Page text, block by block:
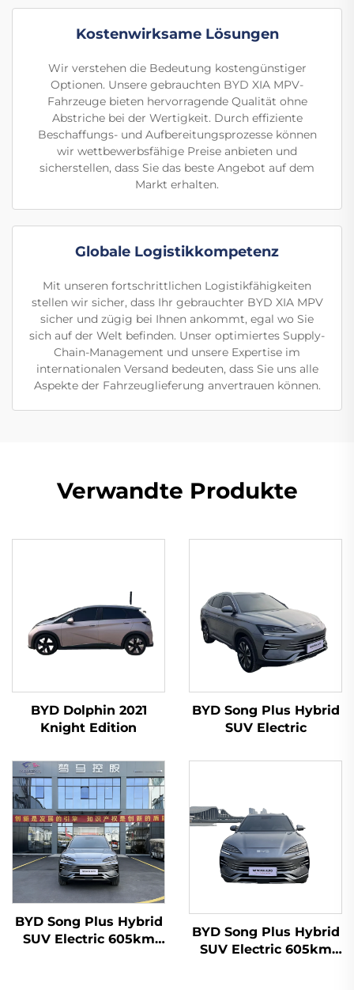
Kostenwirksame Lösungen
Wir verstehen die Bedeutung kostengünstiger
Optionen. Unsere gebrauchten BYD XIA MPV-
Fahrzeuge bieten hervorragende Qualität ohne
Abstriche bei der Wertigkeit. Durch effiziente
Beschaffungs- und Aufbereitungsprozesse können
wir wettbewerbsfähige Preise anbieten und
sicherstellen, dass Sie das beste Angebot auf dem
Markt erhalten.
Globale Logistikkompetenz
Mit unseren fortschrittlichen Logistikfähigkeiten
stellen wir sicher, dass Ihr gebrauchter BYD XIA MPV
sicher und zügig bei Ihnen ankommt, egal wo Sie
sich auf der Welt befinden. Unser optimiertes Supply-
Chain-Management und unsere Expertise im
internationalen Versand bedeuten, dass Sie uns alle
Aspekte der Fahrzeuglieferung anvertrauen können.
Verwandte Produkte
BYD Dolphin 2021
Knight Edition
BYD Song Plus Hybrid
SUV Electric
BYD Song Plus Hybrid
SUV Electric 605km
BYD Song Plus Hybrid
SUV Electric 605km